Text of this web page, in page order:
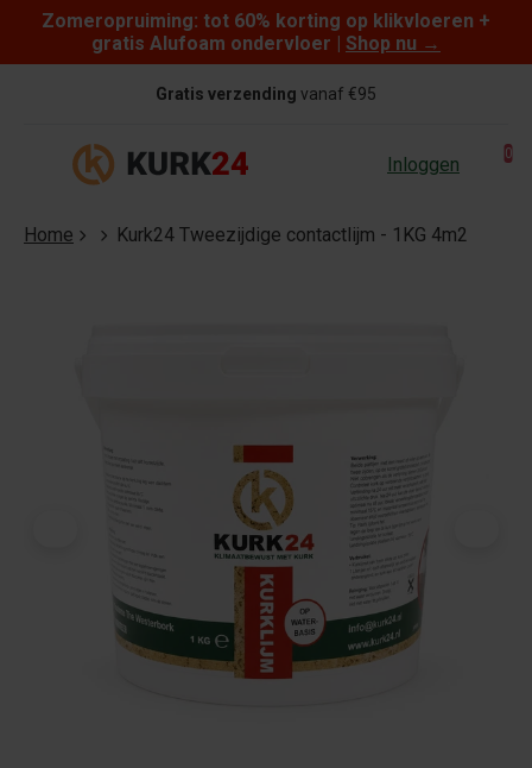
Skip to content
Zomeropruiming: tot 60% korting op klikvloeren +
gratis Alufoam ondervloer | Shop nu →
Gratis verzending vanaf €95
Inloggen 0
Home Kurk24 Tweezijdige contactlijm - 1KG 4m2